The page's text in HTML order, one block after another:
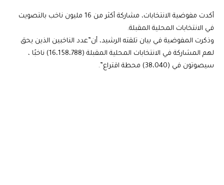
أكدت مفوضية الانتخابات، مشاركة أكثر من 16 مليون ناخب بالتصويت
في الانتخابات المحلية المقبلة.
وذكرت المفوضية في بيان تلقته الرشيد، أن”عدد الناخبين الذين يحق
لهم المشاركة في الانتخابات المحلية المقبلة (16،158،788) ناخبًا ،
سيصوتون في (38،040) محطة اقتراع”.